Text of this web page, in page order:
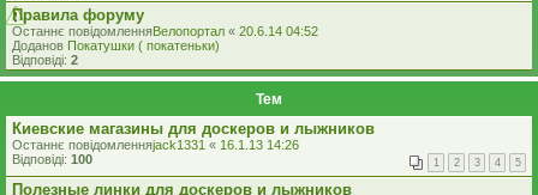
Правила форуму
Останнє повідомленняВелопортал « 20.6.14 04:52
Доданов Покатушки ( покатеньки)
Відповіді: 2
Тем
Киевские магазины для доскеров и лыжников
Останнє повідомленняjack1331 « 16.1.13 14:26
Відповіді: 100 1 2 3 4 5
Полезные линки для доскеров и лыжников